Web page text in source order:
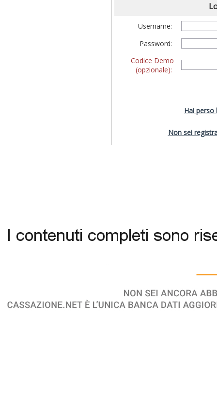
Username:
Password:
Codice Demo
(opzionale):
Hai perso
Non sei